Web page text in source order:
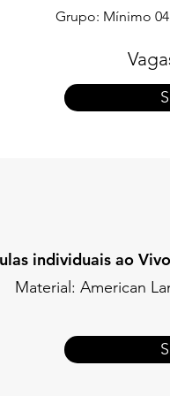
Grupo: Mínimo
individuais ao
Material: American